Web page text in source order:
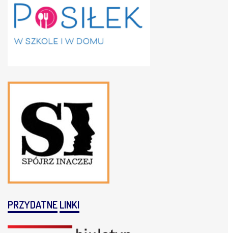
PRZYDATNELINKI